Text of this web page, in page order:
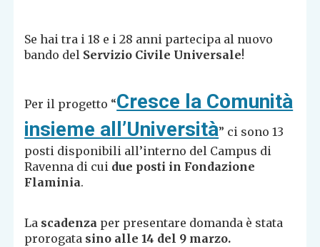
Se hai tra i 18 e i 28 anni partecipa al nuovo
bando del Servizio Civile Universale!
Per il progetto “Cresce la Comunità
insieme all’Università” ci sono 13
posti disponibili all’interno del Campus di
Ravenna di cui due posti in Fondazione
Flaminia.
La scadenza per presentare domanda è stata
prorogata sino alle 14 del 9 marzo.